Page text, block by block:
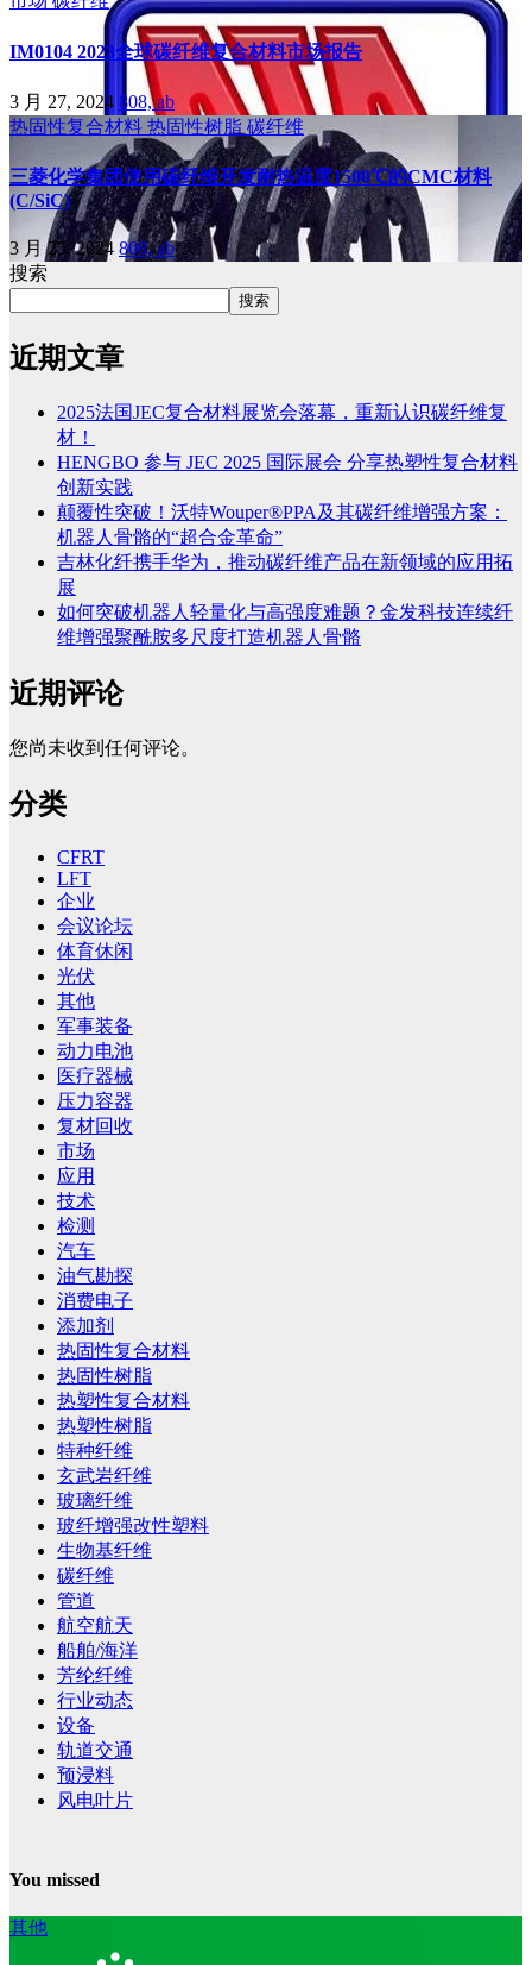
IM0104 2023全球碳纤维复合材料市场报告
3 月 27, 2024 808, ab
热固性复合材料 热固性树脂 碳纤维
三菱化学集团使用碳纤维开发耐热温度1500℃的CMC材料
(C/SiC)
3 月 25, 2024 808, ab
搜索
搜索
近期文章
2025法国JEC复合材料展览会落幕，重新认识碳纤维复
材！
HENGBO 参与 JEC 2025 国际展会 分享热塑性复合材料
创新实践
颠覆性突破！沃特Wouper®PPA及其碳纤维增强方案：
机器人骨骼的“超合金革命”
吉林化纤携手华为，推动碳纤维产品在新领域的应用拓
展
如何突破机器人轻量化与高强度难题？金发科技连续纤
维增强聚酰胺多尺度打造机器人骨骼
近期评论
您尚未收到任何评论。
分类
CFRT
LFT
企业
会议论坛
体育休闲
光伏
其他
军事装备
动力电池
医疗器械
压力容器
复材回收
市场
应用
技术
检测
汽车
油气勘探
消费电子
添加剂
热固性复合材料
热固性树脂
热塑性复合材料
热塑性树脂
特种纤维
玄武岩纤维
玻璃纤维
玻纤增强改性塑料
生物基纤维
碳纤维
管道
航空航天
船舶/海洋
芳纶纤维
行业动态
设备
轨道交通
预浸料
风电叶片
You missed
其他